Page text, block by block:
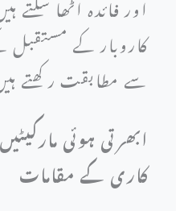
کاروبار کے
سے مطابقت رکھتے
ابھرتی ہوئی
کاری کے مقامات